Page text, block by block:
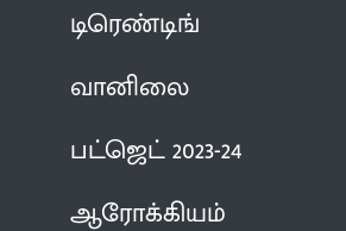
டிரெண்டிங்
வானிலை
பட்ஜெட் 2023-24
ஆரோக்கியம்